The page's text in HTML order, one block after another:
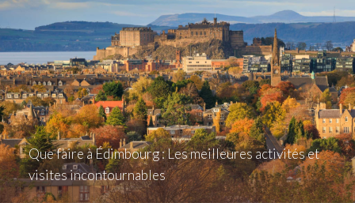
Que faire à Édimbourg : Les meilleures activités et
visites incontournables